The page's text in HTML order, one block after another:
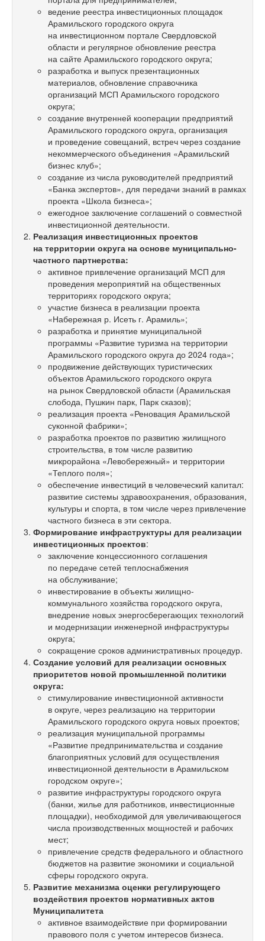
ведение реестра инвестиционных площадок
Арамильского городского округа
на инвестиционном портале Свердловской
области и регулярное обновление реестра
на сайте Арамильского городского округа;
разработка и выпуск презентационных
материалов, обновление справочника
организаций МСП Арамильского городского
округа;
создание внутренней кооперации предприятий
Арамильского городского округа, организация
и проведение совещаний, встреч через создание
некоммерческого объединения «Арамильский
бизнес клуб»;
создание из числа руководителей предприятий
«Банка экспертов», для передачи знаний в рамках
проекта «Школа бизнеса»;
ежегодное заключение соглашений о совместной
инвестиционной деятельности.
Реализация инвестиционных проектов
на территории округа на основе муниципально-
частного партнерства:
активное привлечение организаций МСП для
проведения мероприятий на общественных
территориях городского округа;
участие бизнеса в реализации проекта
«Набережная р. Исеть г. Арамиль»;
разработка и принятие муниципальной
программы «Развитие туризма на территории
Арамильского городского округа до 2024 года»;
продвижение действующих туристических
объектов Арамильского городского округа
на рынок Свердловской области (Арамильская
слобода, Пушкин парк, Парк сказов);
реализация проекта «Реновация Арамильской
суконной фабрики»;
разработка проектов по развитию жилищного
строительства, в том числе развитию
микрорайона «Левобережный» и территории
«Теплого поля»;
обеспечение инвестиций в человеческий капитал:
развитие системы здравоохранения, образования,
культуры и спорта, в том числе через привлечение
частного бизнеса в эти сектора.
Формирование инфраструктуры для реализации
инвестиционных проектов:
заключение концессионного соглашения
по передаче сетей теплоснабжения
на обслуживание;
инвестирование в объекты жилищно-
коммунального хозяйства городского округа,
внедрение новых энергосберегающих технологий
и модернизации инженерной инфраструктуры
округа;
сокращение сроков административных процедур.
Создание условий для реализации основных
приоритетов новой промышленной политики
округа:
стимулирование инвестиционной активности
в округе, через реализацию на территории
Арамильского городского округа новых проектов;
реализация муниципальной программы
«Развитие предпринимательства и создание
благоприятных условий для осуществления
инвестиционной деятельности в Арамильском
городском округе»;
развитие инфраструктуры городского округа
(банки, жилье для работников, инвестиционные
площадки), необходимой для увеличивающегося
числа производственных мощностей и рабочих
мест;
привлечение средств федерального и областного
бюджетов на развитие экономики и социальной
сферы городского округа.
Развитие механизма оценки регулирующего
воздействия проектов нормативных актов
Муниципалитета
активное взаимодействие при формировании
правового поля с учетом интересов бизнеса.